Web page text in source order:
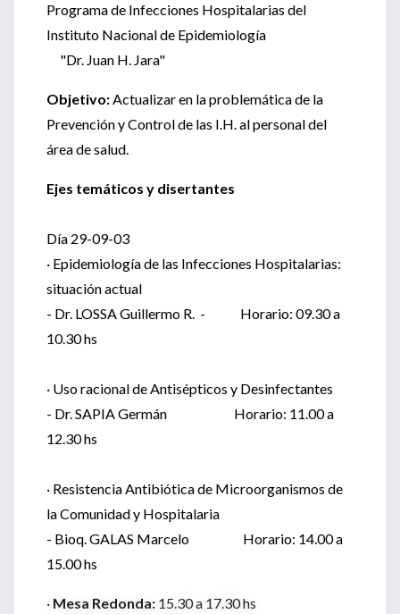
Programa de Infecciones Hospitalarias del
Instituto Nacional de Epidemiología
"Dr. Juan H. Jara"
Objetivo:Actualizar en la problemática de la
Prevención y Control de las I.H. al personal del
área de salud.
Ejes temáticos y disertantes
Día 29-09-03
· Epidemiología de las Infecciones Hospitalarias:
situación actual
- Dr. LOSSA Guillermo R. - Horario: 09.30 a
10.30 hs
· Uso racional de Antisépticos y Desinfectantes
- Dr. SAPIA Germán Horario: 11.00 a
12.30 hs
· Resistencia Antibiótica de Microorganismos de
la Comunidad y Hospitalaria
- Bioq. GALAS Marcelo Horario: 14.00 a
15.00 hs
· Mesa Redonda: 15.30 a 17.30 hs